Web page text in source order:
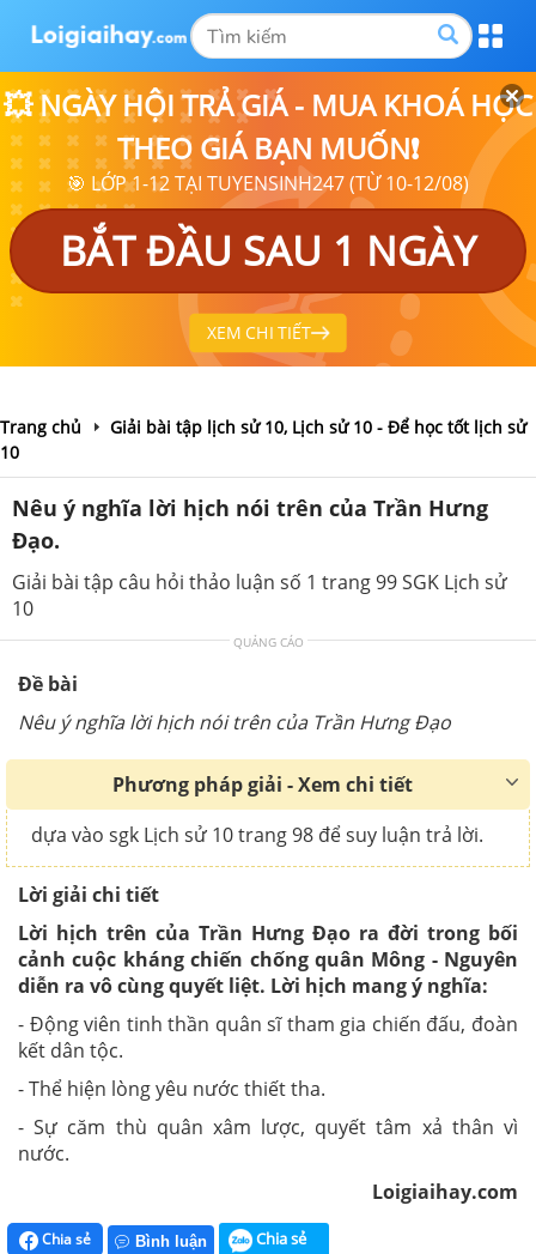
💥 NGÀY HỘI TRẢ GIÁ - MUA KHOÁ HỌC
THEO GIÁ BẠN MUỐN❗
🎯 LỚP 1-12 TẠI TUYENSINH247 (TỪ 10-12/08)
BẮT ĐẦU SAU 1 NGÀY
XEM CHI TIẾT
Trang chủ
Giải bài tập lịch sử 10, Lịch sử 10 - Để học tốt lịch sử
10
Nêu ý nghĩa lời hịch nói trên của Trần Hưng
Đạo.
Giải bài tập câu hỏi thảo luận số 1 trang 99 SGK Lịch sử
10
QUẢNG CÁO
Đề bài
Nêu ý nghĩa lời hịch nói trên của Trần Hưng Đạo
Phương pháp giải - Xem chi tiết
dựa vào sgk Lịch sử 10 trang 98 để suy luận trả lời.
Lời giải chi tiết
Lời hịch trên của Trần Hưng Đạo ra đời trong bối
cảnh cuộc kháng chiến chống quân Mông - Nguyên
diễn ra vô cùng quyết liệt. Lời hịch mang ý nghĩa:
- Động viên tinh thần quân sĩ tham gia chiến đấu, đoàn
kết dân tộc.
- Thể hiện lòng yêu nước thiết tha.
- Sự căm thù quân xâm lược, quyết tâm xả thân vì
nước.
Loigiaihay.com
Chia sẻ Bình luận Chia sẻ